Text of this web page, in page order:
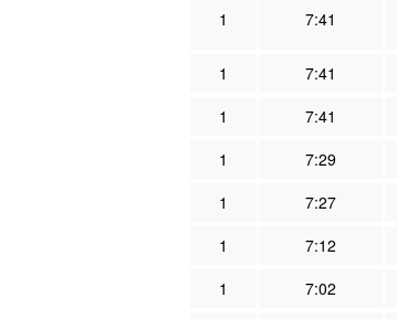
1 7:41
1
7:41
1
7:41
1
7:29
1
7:27
1
7:12
1
7:02